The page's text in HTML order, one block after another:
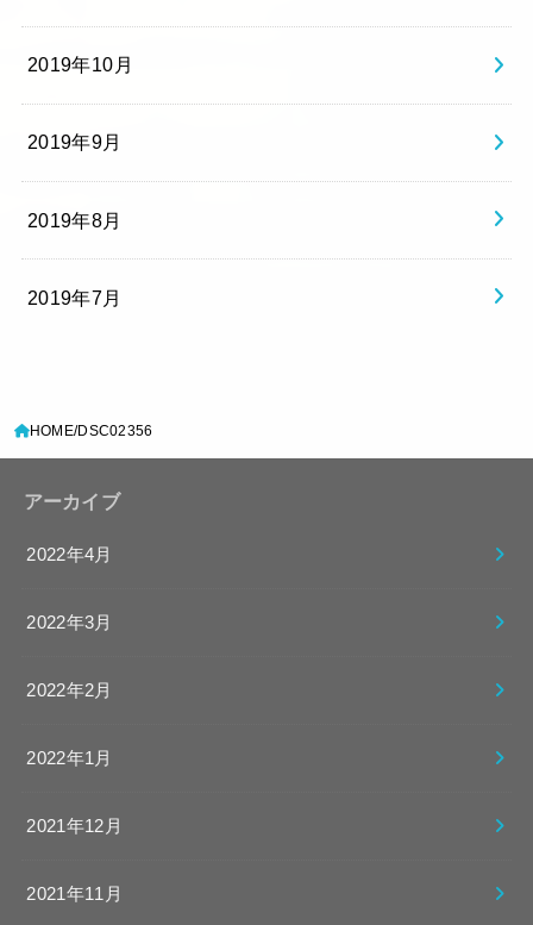
2019年10月
2019年9月
2019年8月
2019年7月
HOME DSC02356
アーカイブ
2022年4月
2022年3月
2022年2月
2022年1月
2021年12月
2021年11月